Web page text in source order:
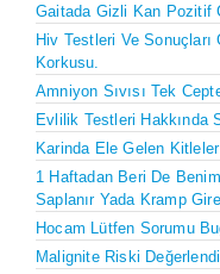
Gaitada Gizli Kan Pozitif
Hiv Testleri Ve Sonuçları
Korkusu.
Amniyon Sıvısı Tek
Evlilik Testleri Hakkında
Karinda Ele Gelen Kitleler
1 Haftadan Beri De
Saplanır Yada Kramp
Hocam Lütfen Sorumu
Malignite Riski